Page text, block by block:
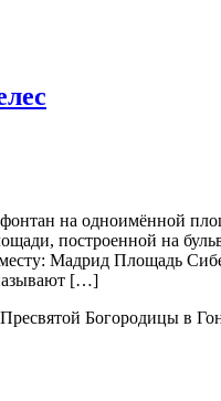
на одноимённой
построенной на
Мадрид Площадь
[…]